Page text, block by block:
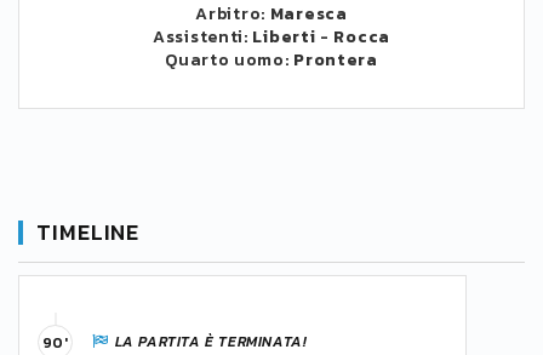
Arbitro: Maresca
Assistenti: Liberti - Rocca
Quarto uomo: Prontera
TIMELINE
LA PARTITA È TERMINATA!
90'